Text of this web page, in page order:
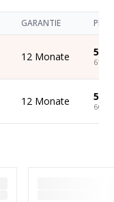
GARANTIE PREIS
12 Monate
12 Monate